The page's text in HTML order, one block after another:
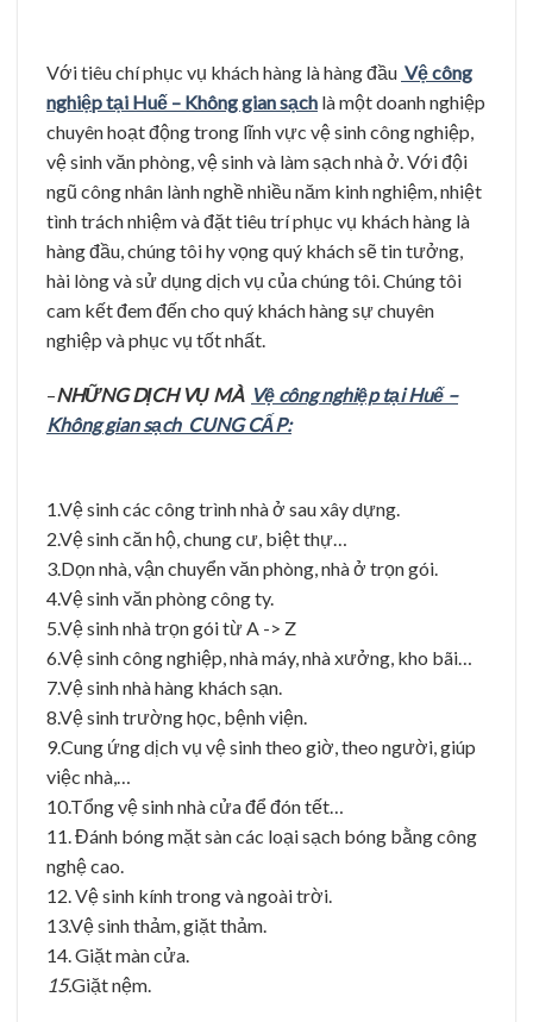
Với tiêu chí phục vụ khách hàng là hàng đầu Vệ công
nghiệp tại Huế – Không gian sạch là một doanh nghiệp
chuyên hoạt động trong lĩnh vực vệ sinh công nghiệp,
vệ sinh văn phòng, vệ sinh và làm sạch nhà ở. Với đội
ngũ công nhân lành nghề nhiều năm kinh nghiệm, nhiệt
tình trách nhiệm và đặt tiêu trí phục vụ khách hàng là
hàng đầu, chúng tôi hy vọng quý khách sẽ tin tưởng,
hài lòng và sử dụng dịch vụ của chúng tôi. Chúng tôi
cam kết đem đến cho quý khách hàng sự chuyên
nghiệp và phục vụ tốt nhất.
–NHỮNG DỊCH VỤ MÀ Vệ công nghiệp tại Huế –
Không gian sạch CUNG CẤP:
1.Vệ sinh các công trình nhà ở sau xây dựng.
2.Vệ sinh căn hộ, chung cư, biệt thự…
3.Dọn nhà, vận chuyển văn phòng, nhà ở trọn gói.
4.Vệ sinh văn phòng công ty.
5.Vệ sinh nhà trọn gói từ A -> Z
6.Vệ sinh công nghiệp, nhà máy, nhà xưởng, kho bãi…
7.Vệ sinh nhà hàng khách sạn.
8.Vệ sinh trường học, bệnh viện.
9.Cung ứng dịch vụ vệ sinh theo giờ, theo người, giúp
việc nhà,…
10.Tổng vệ sinh nhà cửa để đón tết…
11. Đánh bóng mặt sàn các loại sạch bóng bằng công
nghệ cao.
12. Vệ sinh kính trong và ngoài trời.
13.Vệ sinh thảm, giặt thảm.
14. Giặt màn cửa.
15.Giặt nệm.